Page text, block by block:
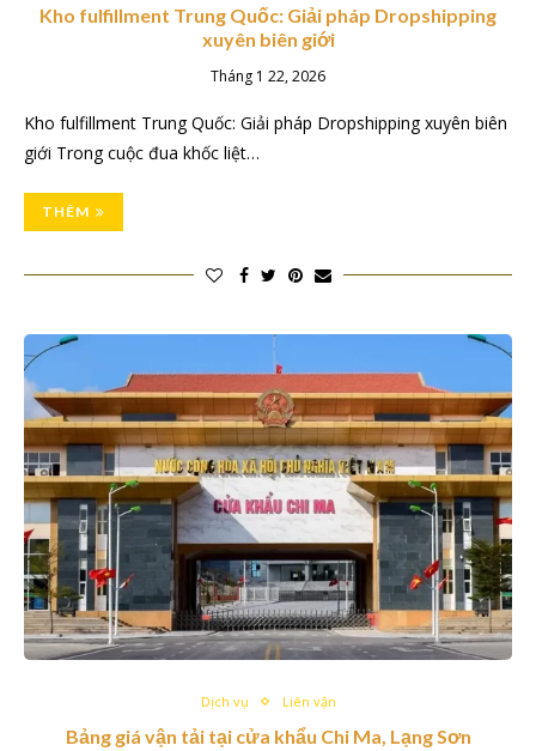
Kho fulfillment Trung Quốc: Giải pháp Dropshipping
xuyên biên giới
Tháng 1 22, 2026
Kho fulfillment Trung Quốc: Giải pháp Dropshipping xuyên biên
giới Trong cuộc đua khốc liệt…
THÊM
Dịch vụ Liên vận
Bảng giá vận tải tại cửa khẩu Chi Ma, Lạng Sơn